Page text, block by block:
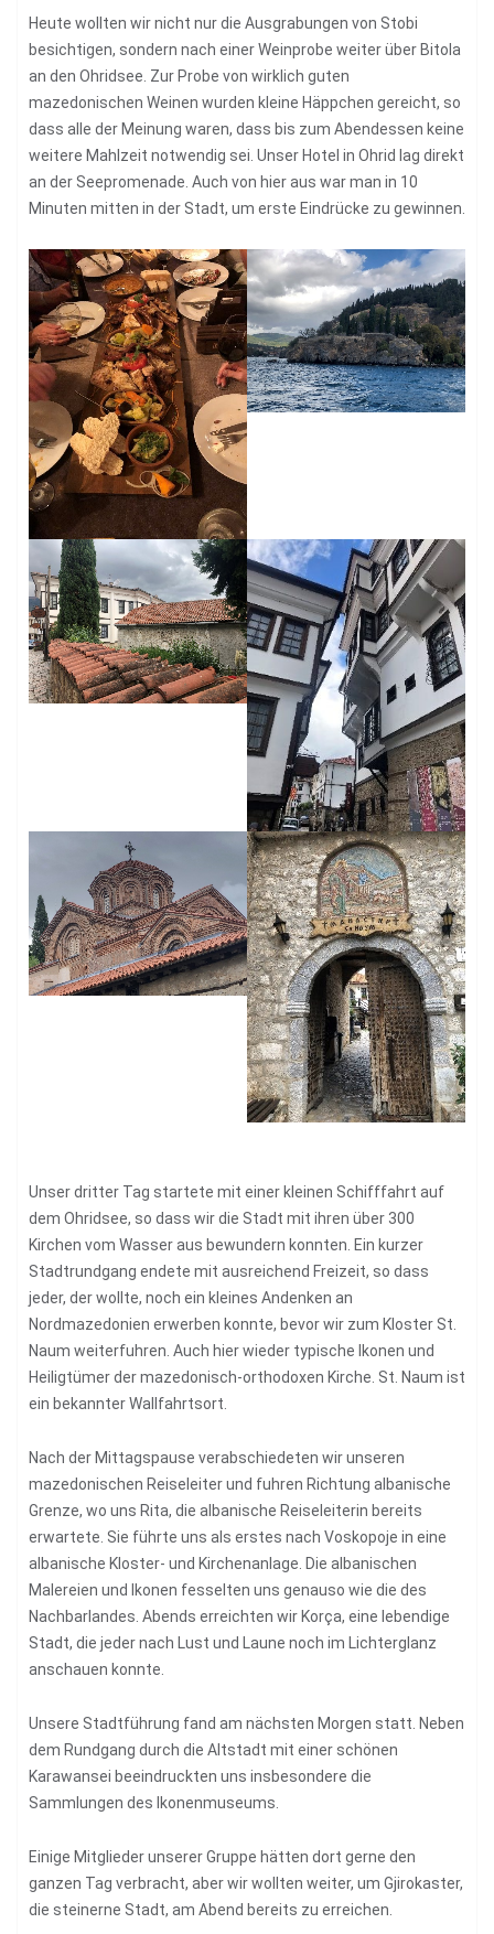
Heute wollten wir nicht nur die Ausgrabungen von Stobi
besichtigen, sondern nach einer Weinprobe weiter über Bitola
an den Ohridsee. Zur Probe von wirklich guten
mazedonischen Weinen wurden kleine Häppchen gereicht, so
dass alle der Meinung waren, dass bis zum Abendessen keine
weitere Mahlzeit notwendig sei. Unser Hotel in Ohrid lag direkt
an der Seepromenade. Auch von hier aus war man in 10
Minuten mitten in der Stadt, um erste Eindrücke zu gewinnen.
Unser dritter Tag startete mit einer kleinen Schifffahrt auf
dem Ohridsee, so dass wir die Stadt mit ihren über 300
Kirchen vom Wasser aus bewundern konnten. Ein kurzer
Stadtrundgang endete mit ausreichend Freizeit, so dass
jeder, der wollte, noch ein kleines Andenken an
Nordmazedonien erwerben konnte, bevor wir zum Kloster St.
Naum weiterfuhren. Auch hier wieder typische Ikonen und
Heiligtümer der mazedonisch-orthodoxen Kirche. St. Naum ist
ein bekannter Wallfahrtsort.
Nach der Mittagspause verabschiedeten wir unseren
mazedonischen Reiseleiter und fuhren Richtung albanische
Grenze, wo uns Rita, die albanische Reiseleiterin bereits
erwartete. Sie führte uns als erstes nach Voskopoje in eine
albanische Kloster- und Kirchenanlage. Die albanischen
Malereien und Ikonen fesselten uns genauso wie die des
Nachbarlandes. Abends erreichten wir Korça, eine lebendige
Stadt, die jeder nach Lust und Laune noch im Lichterglanz
anschauen konnte.
Unsere Stadtführung fand am nächsten Morgen statt. Neben
dem Rundgang durch die Altstadt mit einer schönen
Karawansei beeindruckten uns insbesondere die
Sammlungen des Ikonenmuseums.
Einige Mitglieder unserer Gruppe hätten dort gerne den
ganzen Tag verbracht, aber wir wollten weiter, um Gjirokaster,
die steinerne Stadt, am Abend bereits zu erreichen.